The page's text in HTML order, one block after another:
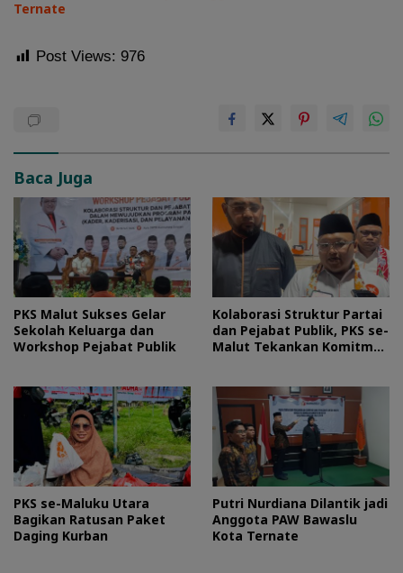
Ternate
Post Views: 976
Baca Juga
PKS Malut Sukses Gelar
Sekolah Keluarga dan
Workshop Pejabat Publik
Kolaborasi Struktur Partai
dan Pejabat Publik, PKS se-
Malut Tekankan Komitmen
PKS se-Maluku Utara
Bagikan Ratusan Paket
Daging Kurban
Putri Nurdiana Dilantik jadi
Anggota PAW Bawaslu
Kota Ternate